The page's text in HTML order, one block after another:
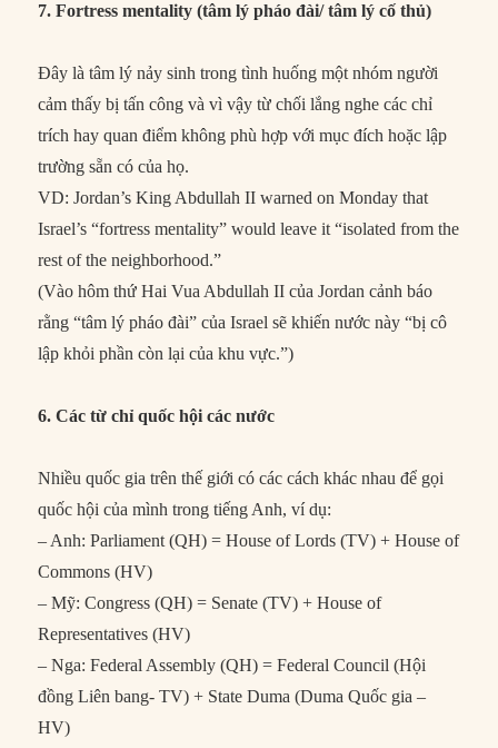
7. Fortress mentality (tâm lý pháo đài/ tâm lý cố thủ)
Đây là tâm lý nảy sinh trong tình huống một nhóm người
cảm thấy bị tấn công và vì vậy từ chối lắng nghe các chỉ
trích hay quan điểm không phù hợp với mục đích hoặc lập
trường sẵn có của họ.
VD: Jordan’s King Abdullah II warned on Monday that
Israel’s “fortress mentality” would leave it “isolated from the
rest of the neighborhood.”
(Vào hôm thứ Hai Vua Abdullah II của Jordan cảnh báo
rằng “tâm lý pháo đài” của Israel sẽ khiến nước này “bị cô
lập khỏi phần còn lại của khu vực.”)
6. Các từ chỉ quốc hội các nước
Nhiều quốc gia trên thế giới có các cách khác nhau để gọi
quốc hội của mình trong tiếng Anh, ví dụ:
– Anh: Parliament (QH) = House of Lords (TV) + House of
Commons (HV)
– Mỹ: Congress (QH) = Senate (TV) + House of
Representatives (HV)
– Nga: Federal Assembly (QH) = Federal Council (Hội
đồng Liên bang- TV) + State Duma (Duma Quốc gia –
HV)